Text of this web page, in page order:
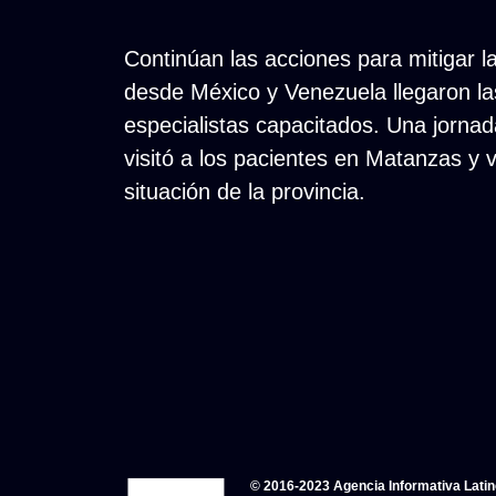
Continúan las acciones para mitigar
desde México y Venezuela llegaron
especialistas capacitados. Una
visitó a los pacientes en Matanzas y
situación de la provincia.
© 2016-2023 Agencia Informativa